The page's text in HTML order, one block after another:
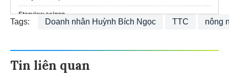
Starview saigon
Tags: Doanh nhân Huỳnh Bích Ngọc TTC nông
Tin liên quan